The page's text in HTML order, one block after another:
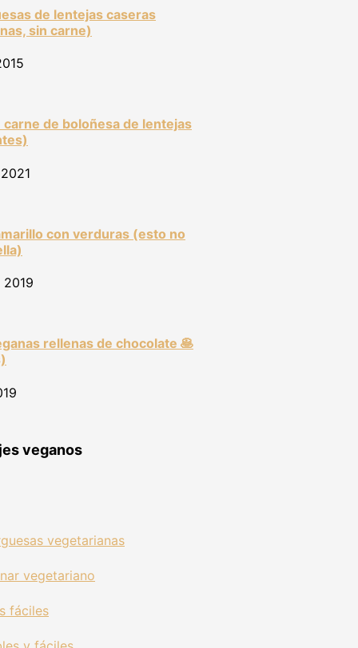
de lentejas caseras
sin carne)
carne de boloñesa de lentejas
con verduras (esto no
2019
rellenas de chocolate 🥞
veganos
vegetarianas
vegetariano
fáciles